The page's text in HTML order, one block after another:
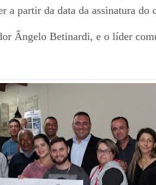
a partir da data da assinatura do
Ângelo Betinardi, e o líder